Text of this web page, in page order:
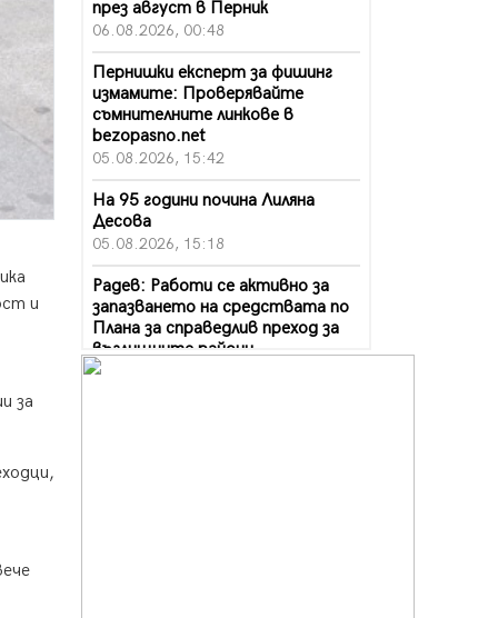
и
за
през август в Перник
06.08.2026, 00:48
Пернишки експерт за фишинг
измамите: Проверявайте
съмнителните линкове в
bezopasno.net
05.08.2026, 15:42
На 95 години почина Лиляна
Десова
05.08.2026, 15:18
Радев: Работи се активно за
запазването на средствата по
Плана за справедлив преход за
въглищните райони
05.08.2026, 14:57